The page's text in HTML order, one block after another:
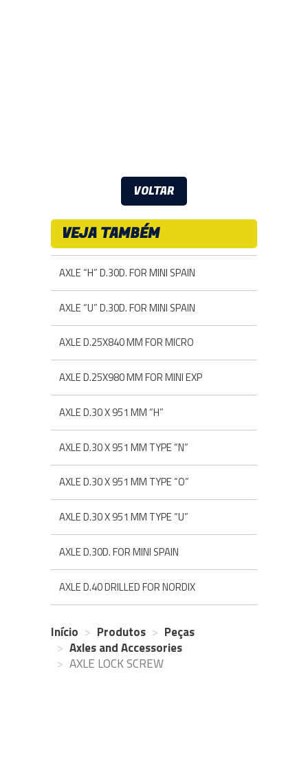
VOLTAR
VEJA TAMBÉM
AXLE “H” D.30D. FOR MINI SPAIN
AXLE “U” D.30D. FOR MINI SPAIN
AXLE D.25X840 MM FOR MICRO
AXLE D.25X980 MM FOR MINI EXP
AXLE D.30 X 951 MM “H”
AXLE D.30 X 951 MM TYPE “N”
AXLE D.30 X 951 MM TYPE “O”
AXLE D.30 X 951 MM TYPE “U”
AXLE D.30D. FOR MINI SPAIN
AXLE D.40 DRILLED FOR NORDIX
Início Produtos
Peças
Axles and Accessories
AXLE LOCK SCREW